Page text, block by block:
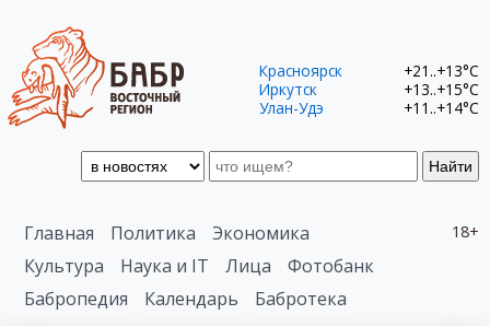
Найти
Красноярск
+21..+13°C
Иркутск
+13..+15°C
Улан-Удэ
+11..+14°C
18+
Главная Политика
Экономика
Культура
Наука и IT Лица
Фотобанк
Бабропедия
Календарь Бабротека